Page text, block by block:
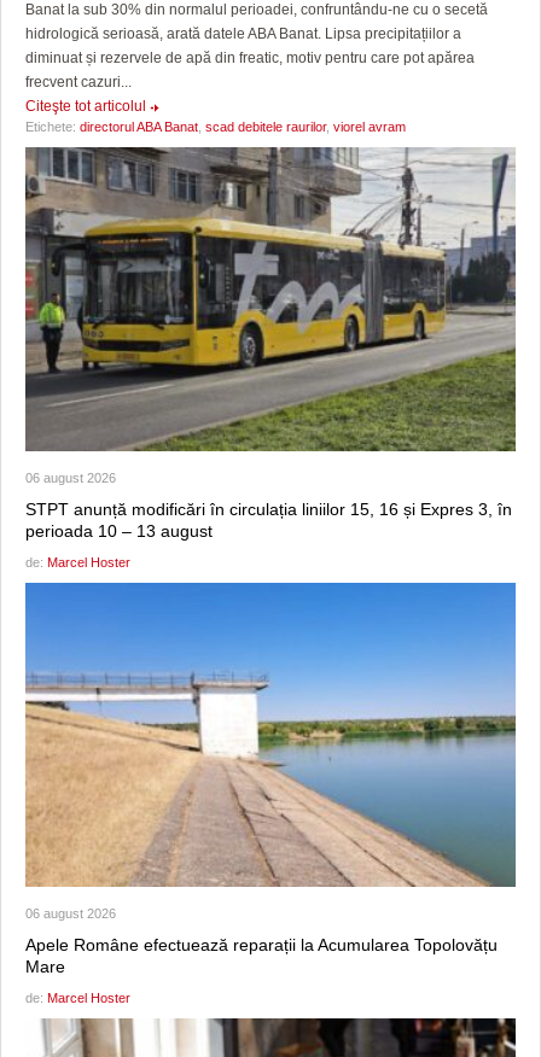
Banat la sub 30% din normalul perioadei, confruntându-ne cu o secetă
hidrologică serioasă, arată datele ABA Banat. Lipsa precipitațiilor a
diminuat și rezervele de apă din freatic, motiv pentru care pot apărea
frecvent cazuri...
Citeşte tot articolul
Etichete: directorul ABA Banat scad debitele raurilor, viorel avram
06 august 2026
STPT anunță modificări în circulația liniilor 15, 16 și Expres 3, în
perioada 10 – 13 august
de: Marcel Hoster
06 august 2026
Apele Române efectuează reparații la Acumularea Topolovățu
Mare
de: Marcel Hoster